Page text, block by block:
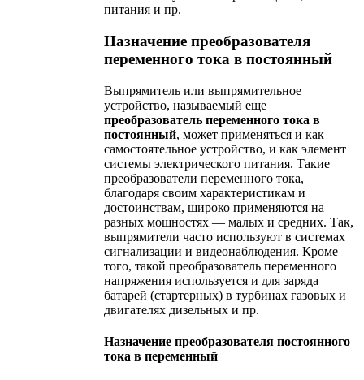
питания и пр.
Назначение преобразователя
переменного тока в постоянный
Выпрямитель или выпрямительное
устройство, называемый еще
преобразователь переменного тока в
постоянный, может применяться и как
самостоятельное устройство, и как элемент
системы электрического питания. Такие
преобразователи переменного тока,
благодаря своим характеристикам и
достоинствам, широко применяются на
разных мощностях — малых и средних. Так,
выпрямители часто используют в системах
сигнализации и видеонаблюдения. Кроме
того, такой преобразователь переменного
напряжения используется и для заряда
батарей (стартерных) в турбинах газовых и
двигателях дизельных и пр.
Назначение преобразователя постоянного
тока в переменный